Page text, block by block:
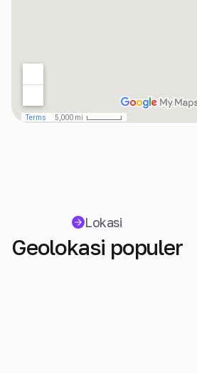
Lokasi
Geolokasi populer